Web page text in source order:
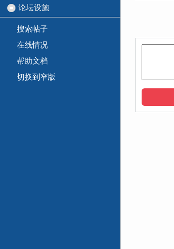
论坛设施
搜索帖子
在线情况
帮助文档
切换到窄版